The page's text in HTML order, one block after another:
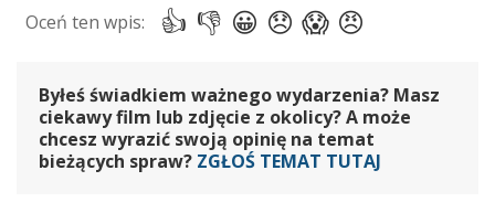
Byłeś świadkiem ważnego wydarzenia? Masz
ciekawy film lub zdjęcie z okolicy? A może
chcesz wyrazić swoją opinię na temat
bieżących spraw? ZGŁOŚ TEMAT TUTAJ